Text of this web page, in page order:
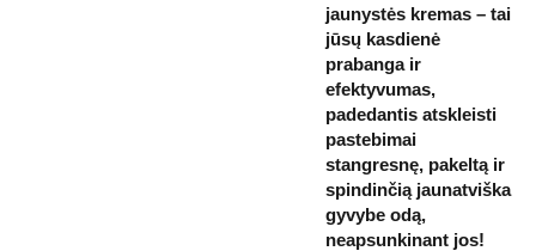
jaunystės kremas – tai
jūsų kasdienė
prabanga ir
efektyvumas,
padedantis atskleisti
pastebimai
stangresnę, pakeltą ir
spindinčią jaunatviška
gyvybe odą,
neapsunkinant jos!